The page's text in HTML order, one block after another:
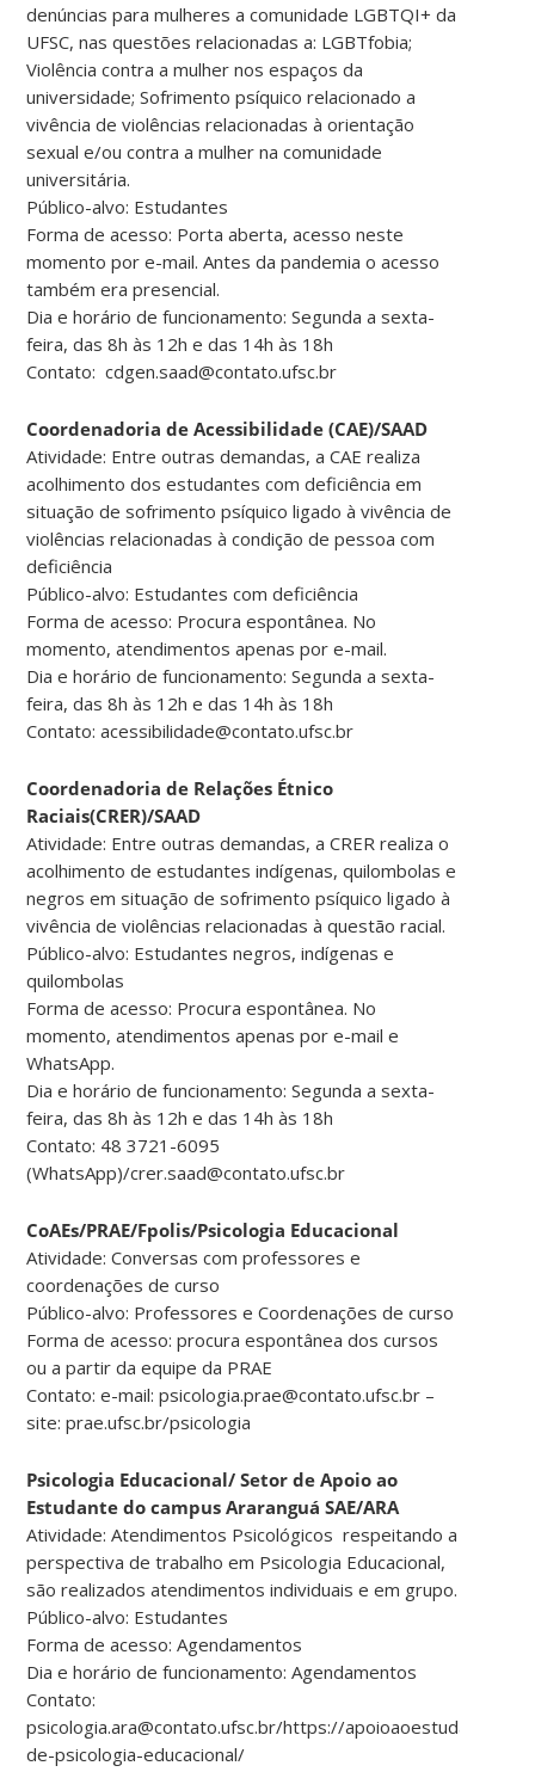
denúncias para mulheres a comunidade LGBTQI+ da
UFSC, nas questões relacionadas a: LGBTfobia;
Violência contra a mulher nos espaços da
universidade; Sofrimento psíquico relacionado a
vivência de violências relacionadas à orientação
sexual e/ou contra a mulher na comunidade
universitária.
Público-alvo: Estudantes
Forma de acesso: Porta aberta, acesso neste
momento por e-mail. Antes da pandemia o acesso
também era presencial.
Dia e horário de funcionamento: Segunda a sexta-
feira, das 8h às 12h e das 14h às 18h
Contato: cdgen.saad@contato.ufsc.br
Coordenadoria de Acessibilidade (CAE)/SAAD
Atividade: Entre outras demandas, a CAE realiza
acolhimento dos estudantes com deficiência em
situação de sofrimento psíquico ligado à vivência de
violências relacionadas à condição de pessoa com
deficiência
Público-alvo: Estudantes com deficiência
Forma de acesso: Procura espontânea. No
momento, atendimentos apenas por e-mail.
Dia e horário de funcionamento: Segunda a sexta-
feira, das 8h às 12h e das 14h às 18h
Contato: acessibilidade@contato.ufsc.br
Coordenadoria de Relações Étnico
Raciais(CRER)/SAAD
Atividade: Entre outras demandas, a CRER realiza o
acolhimento de estudantes indígenas, quilombolas e
negros em situação de sofrimento psíquico ligado à
vivência de violências relacionadas à questão racial.
Público-alvo: Estudantes negros, indígenas e
quilombolas
Forma de acesso: Procura espontânea. No
momento, atendimentos apenas por e-mail e
WhatsApp.
Dia e horário de funcionamento: Segunda a sexta-
feira, das 8h às 12h e das 14h às 18h
Contato: 48 3721-6095
(WhatsApp)/crer.saad@contato.ufsc.br
CoAEs/PRAE/Fpolis/Psicologia Educacional
Atividade: Conversas com professores e
coordenações de curso
Público-alvo: Professores e Coordenações de curso
Forma de acesso: procura espontânea dos cursos
ou a partir da equipe da PRAE
Contato: e-mail: psicologia.prae@contato.ufsc.br –
site: prae.ufsc.br/psicologia
Psicologia Educacional/ Setor de Apoio ao
Estudante do campus Araranguá SAE/ARA
Atividade: Atendimentos Psicológicos respeitando a
perspectiva de trabalho em Psicologia Educacional,
são realizados atendimentos individuais e em grupo.
Público-alvo: Estudantes
Forma de acesso: Agendamentos
Dia e horário de funcionamento: Agendamentos
Contato:
psicologia.ara@contato.ufsc.br/https://
de-psicologia-educacional/